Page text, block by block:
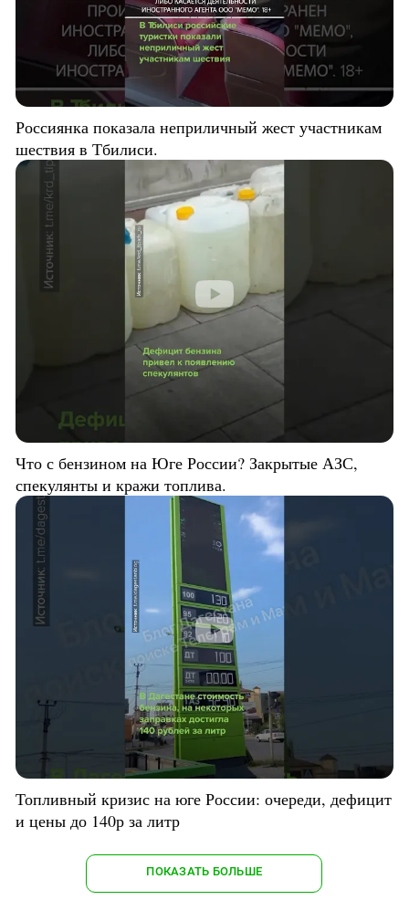
Россиянка показала неприличный жест участникам
шествия в Тбилиси.
Что с бензином на Юге России? Закрытые АЗС,
спекулянты и кражи топлива.
Топливный кризис на юге России: очереди, дефицит
и цены до 140р за литр
ПОКАЗАТЬ БОЛЬШЕ